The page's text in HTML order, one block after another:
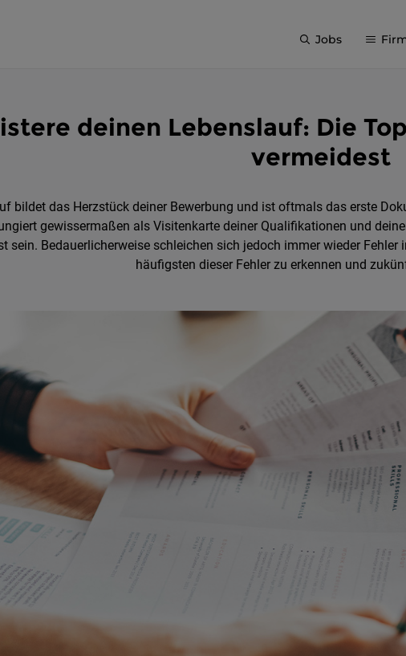
Jobs
deinen Lebenslauf: Die
vermeidest
bildet das Herzstück deiner Bewerbung und ist oftmals das erste
gewissermaßen als Visitenkarte deiner Qualifikationen und
sein. Bedauerlicherweise schleichen sich jedoch immer wieder
häufigsten dieser Fehler zu erkennen und